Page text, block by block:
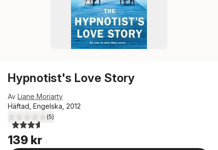
Hypnotist's Love Story
Av Liane Moriarty
Häftad, Engelska, 2012
3,6utav 5 stjärnor. Totalt antal röster:
(5)
139 kr